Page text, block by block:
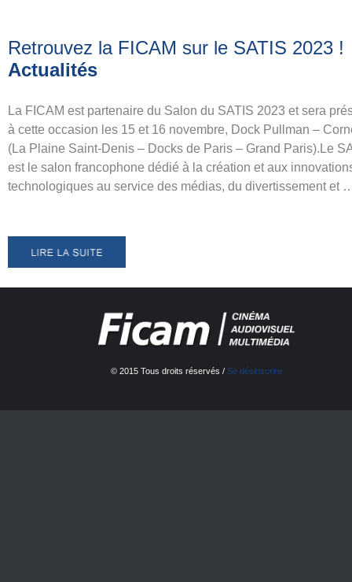
Retrouvez la FICAM sur le SATIS 2023 !
Actualités
La FICAM est partenaire du Salon du SATIS 2023 et sera
à cette occasion les 15 et 16 novembre, Dock Pullman –
(La Plaine Saint-Denis – Docks de Paris – Grand Paris).Le
est le salon francophone dédié à la création et aux
technologiques au service des médias, du divertissement et
© 2015 Tous droits réservés / Se désinscrire